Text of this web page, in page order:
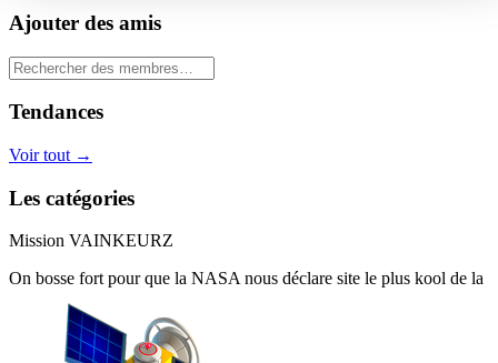
Ajouter des amis
Tendances
Voir tout →
Les catégories
Mission VAINKEURZ
On bosse fort pour que la NASA nous déclare site le plus kool de la